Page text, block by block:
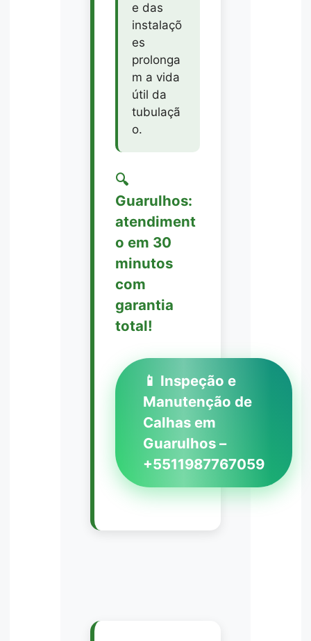
e das
instalaçõ
es
prolonga
m a vida
útil da
tubulaçã
o.
🔍
Guarulhos:
atendiment
o em 30
minutos
com
garantia
total!
📱 Inspeção e
Manutenção de
Calhas em
Guarulhos –
+5511987767059